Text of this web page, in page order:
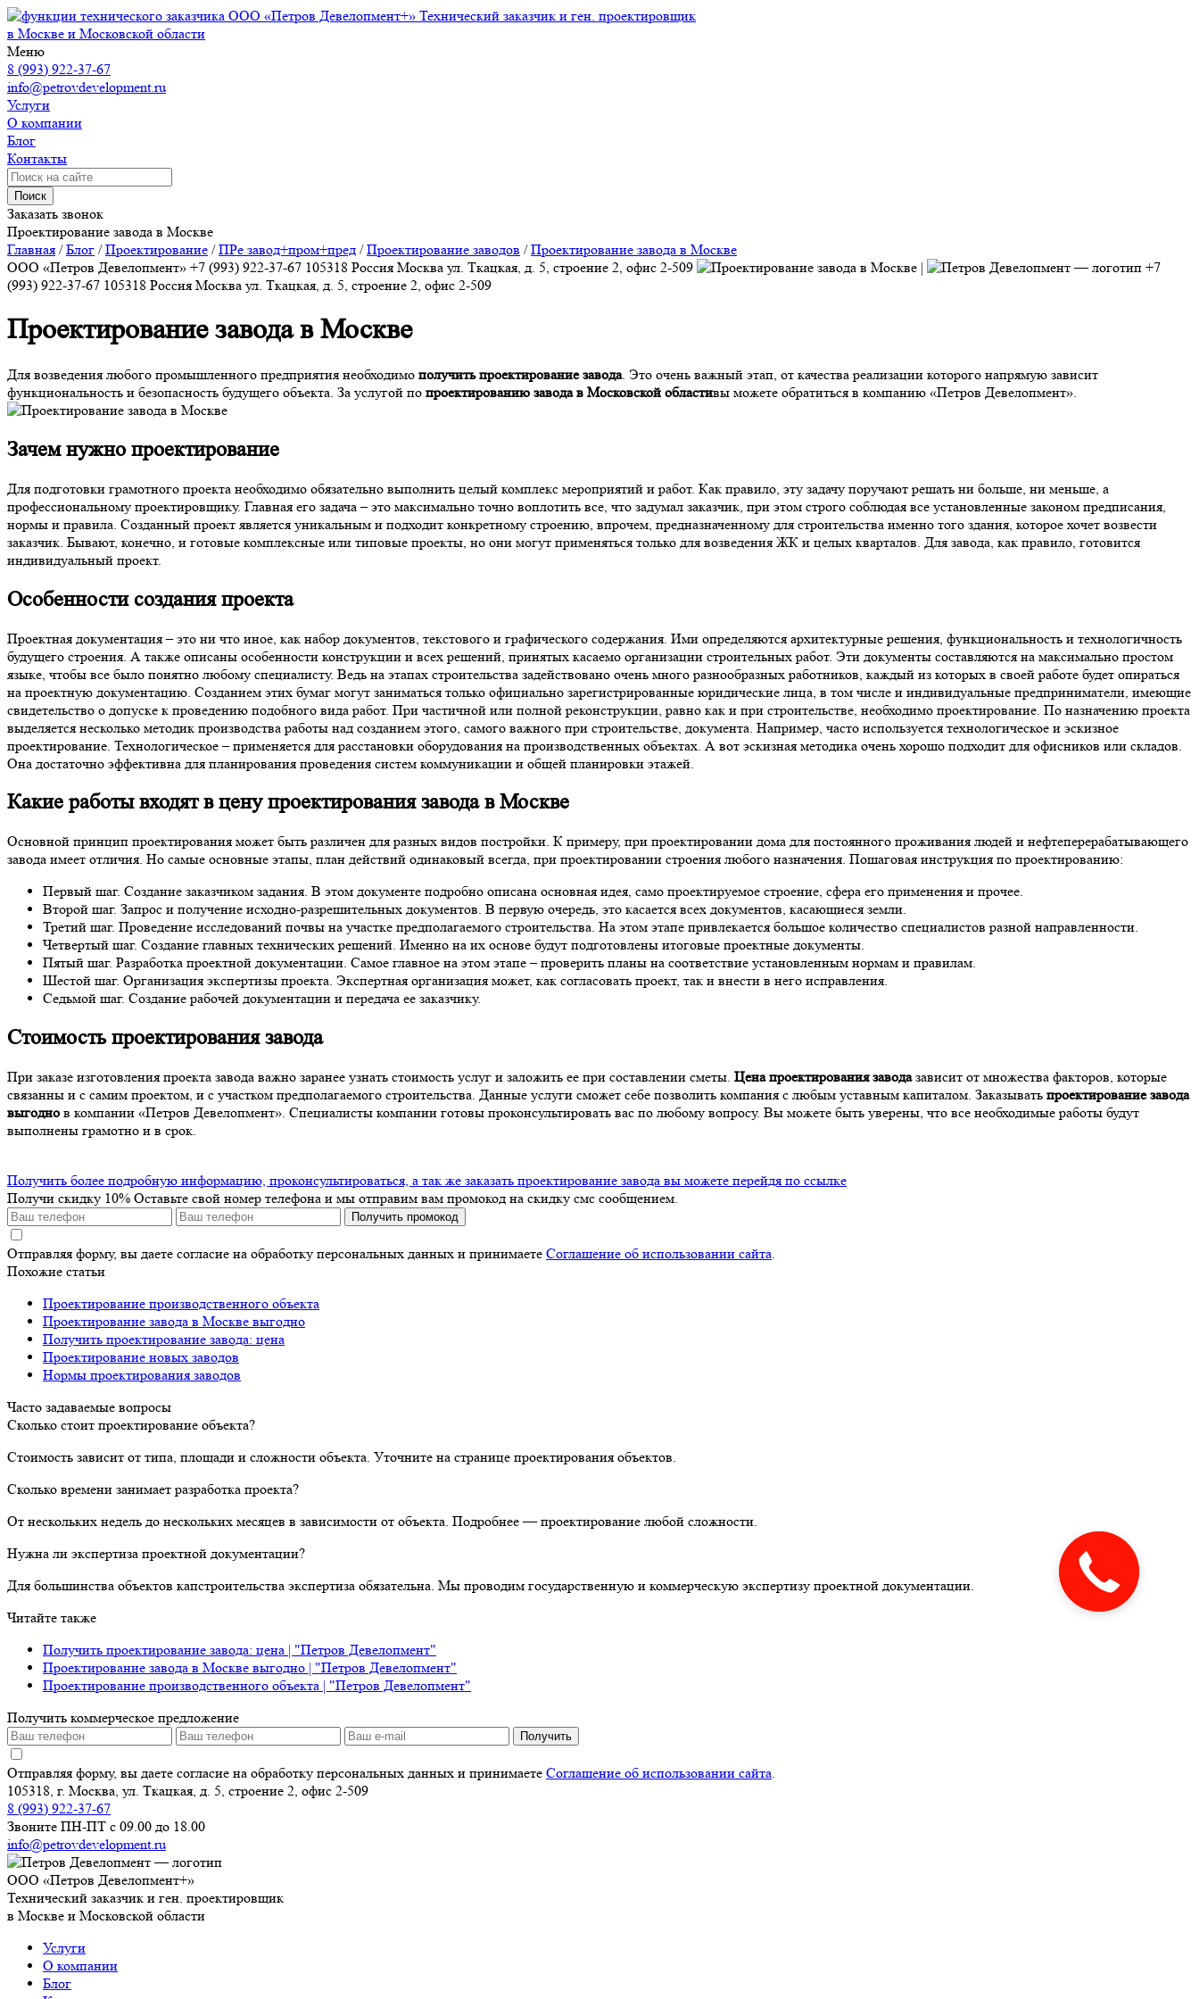
ООО «Петров Девелопмент+» Технический заказчик и ген. проектировщик
в Москве и Московской области
Меню
8 (993) 922-37-67
info@petrovdevelopment.ru
Услуги
О компании
Блог
Контакты
Поиск
Заказать звонок
Проектирование завода в Москве
Главная /Блог /Проектирование /ПРе завод+пром+пред /Проектирование заводов /Проектирование завода в Москве
ООО «Петров Девелопмент» +7 (993) 922-37-67 105318 Россия Москва ул. Ткацкая, д. 5, строение 2, офис 2-509
+7
(993) 922-37-67 105318 Россия Москва ул. Ткацкая, д. 5, строение 2, офис 2-509
Проектирование завода в Москве
Для возведения любого промышленного предприятия необходимо получить проектирование завода. Это очень важный этап, от качества реализации которого напрямую зависит
функциональность и безопасность будущего объекта. За услугой по проектированию завода в Московской областивы можете обратиться в компанию «Петров Девелопмент».
Зачем нужно проектирование
Для подготовки грамотного проекта необходимо обязательно выполнить целый комплекс мероприятий и работ. Как правило, эту задачу поручают решать ни больше, ни меньше, а
профессиональному проектировщику. Главная его задача – это максимально точно воплотить все, что задумал заказчик, при этом строго соблюдая все установленные законом предписания,
нормы и правила. Созданный проект является уникальным и подходит конкретному строению, впрочем, предназначенному для строительства именно того здания, которое хочет возвести
заказчик. Бывают, конечно, и готовые комплексные или типовые проекты, но они могут применяться только для возведения ЖК и целых кварталов. Для завода, как правило, готовится
индивидуальный проект.
Особенности создания проекта
Проектная документация – это ни что иное, как набор документов, текстового и графического содержания. Ими определяются архитектурные решения, функциональность и технологичность
будущего строения. А также описаны особенности конструкции и всех решений, принятых касаемо организации строительных работ. Эти документы составляются на максимально простом
языке, чтобы все было понятно любому специалисту. Ведь на этапах строительства задействовано очень много разнообразных работников, каждый из которых в своей работе будет опираться
на проектную документацию. Созданием этих бумаг могут заниматься только официально зарегистрированные юридические лица, в том числе и индивидуальные предприниматели, имеющие
свидетельство о допуске к проведению подобного вида работ. При частичной или полной реконструкции, равно как и при строительстве, необходимо проектирование. По назначению проекта
выделяется несколько методик производства работы над созданием этого, самого важного при строительстве, документа. Например, часто используется технологическое и эскизное
проектирование. Технологическое – применяется для расстановки оборудования на производственных объектах. А вот эскизная методика очень хорошо подходит для офисников или складов.
Она достаточно эффективна для планирования проведения систем коммуникации и общей планировки этажей.
Какие работы входят вцену проектирования завода в Москве
Основной принцип проектирования может быть различен для разных видов постройки. К примеру, при проектировании дома для постоянного проживания людей и нефтеперерабатывающего
завода имеет отличия. Но самые основные этапы, план действий одинаковый всегда, при проектировании строения любого назначения. Пошаговая инструкция по проектированию:
Первый шаг. Создание заказчиком задания. В этом документе подробно описана основная идея, само проектируемое строение, сфера его применения и прочее.
Второй шаг. Запрос и получение исходно-разрешительных документов. В первую очередь, это касается всех документов, касающиеся земли.
Третий шаг. Проведение исследований почвы на участке предполагаемого строительства. На этом этапе привлекается большое количество специалистов разной направленности.
Четвертый шаг. Создание главных технических решений. Именно на их основе будут подготовлены итоговые проектные документы.
Пятый шаг. Разработка проектной документации. Самое главное на этом этапе – проверить планы на соответствие установленным нормам и правилам.
Шестой шаг. Организация экспертизы проекта. Экспертная организация может, как согласовать проект, так и внести в него исправления.
Седьмой шаг. Создание рабочей документации и передача ее заказчику.
Стоимость проектирования завода
При заказе изготовления проекта завода важно заранее узнать стоимость услуг и заложить ее при составлении сметы. Цена проектирования заводазависит от множества факторов, которые
связанны и с самим проектом, и с участком предполагаемого строительства. Данные услуги сможет себе позволить компания с любым уставным капиталом. Заказывать проектирование завода
выгодно в компании «Петров Девелопмент». Специалисты компании готовы проконсультировать вас по любому вопросу. Вы можете быть уверены, что все необходимые работы будут
выполнены грамотно и в срок.
Получить более подробную информацию, проконсультироваться, а так же заказать проектирование завода вы можете перейдя по ссылке
Получи скидку 10% Оставьте свой номер телефона и мы отправим вам промокод на скидку смс сообщением.
Получить промокод
Отправляя форму, вы даете согласие на обработку персональных данных и принимаете Соглашение об использовании сайта.
Похожие статьи
Проектирование производственного объекта
Проектирование завода в Москве выгодно
Получить проектирование завода: цена
Проектирование новых заводов
Нормы проектирования заводов
Часто задаваемые вопросы
Сколько стоит проектирование объекта?
Стоимость зависит от типа, площади и сложности объекта. Уточните на странице проектирования объектов.
Сколько времени занимает разработка проекта?
От нескольких недель до нескольких месяцев в зависимости от объекта. Подробнее — проектирование любой сложности.
Нужна ли экспертиза проектной документации?
Для большинства объектов капстроительства экспертиза обязательна. Мы проводим государственную и коммерческую экспертизу проектной документации.
Читайте также
Получить проектирование завода: цена | "Петров Девелопмент"
Проектирование завода в Москве выгодно | "Петров Девелопмент"
Проектирование производственного объекта | "Петров Девелопмент"
Получить коммерческое предложение
Получить
Отправляя форму, вы даете согласие на обработку персональных данных и принимаете Соглашение об использовании сайта.
105318, г. Москва, ул. Ткацкая, д. 5, строение 2, офис 2-509
8 (993) 922-37-67
Звоните ПН-ПТ с 09.00 до 18.00
info@petrovdevelopment.ru
ООО «Петров Девелопмент+»
Технический заказчик и ген. проектировщик
в Москве и Московской области
Услуги
О компании
Блог